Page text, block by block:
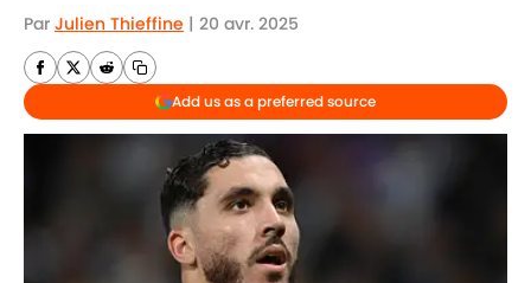
Par Julien Thieffine | 20 avr. 2025
Add us as a preferred source